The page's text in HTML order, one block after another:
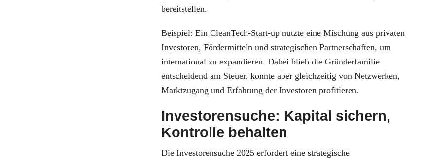
bereitstellen.
Beispiel: Ein CleanTech-Start-up nutzte eine Mischung aus privaten
Investoren, Fördermitteln und strategischen Partnerschaften, um
international zu expandieren. Dabei blieb die Gründerfamilie
entscheidend am Steuer, konnte aber gleichzeitig von Netzwerken,
Marktzugang und Erfahrung der Investoren profitieren.
Investorensuche: Kapital sichern,
Kontrolle behalten
Die Investorensuche 2025 erfordert eine strategische